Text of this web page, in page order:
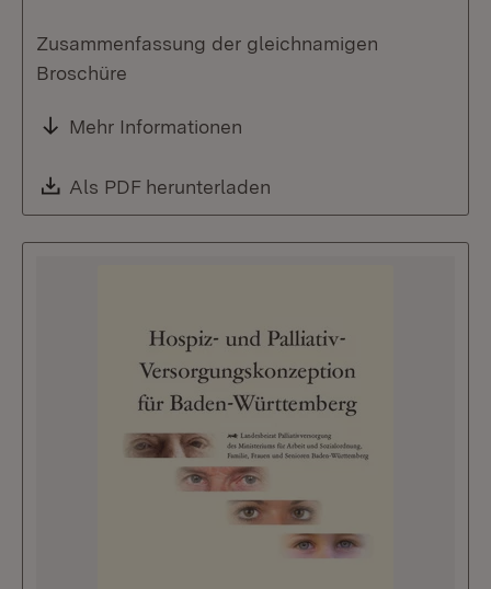
Zusammenfassung der gleichnamigen
Broschüre
Mehr Informationen
Download:
Als PDF herunterladen